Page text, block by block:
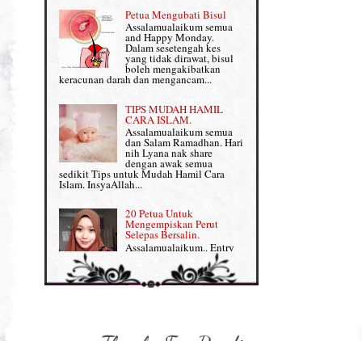
Penjagaan Rambut: Prosante Hair Care
Persediaan Haji & Umrah
Review Part 1: Shaklee bagus ke?
Review Part 2: Shaklee's Slimming Set
Review Part 3: Shaklee's Beauty Set
Senggugut dan Sindrom PMS
Set Berpantang Shaklee
Set Mighty Gems
Set Shaklee yang HOT SELLING
Shaklee Collagen Powder
Penyusuan Bayi
Perkembangan Minda Bayi
Supplement untuk Kehamilan
Petua Mengubati Bisul
Assalamualaikum semua
and Happy Monday.
Dalam sesetengah kes
yang tidak dirawat, bisul
boleh mengakibatkan
keracunan darah dan mengancam...
TIPS MUDAH HAMIL
CARA ISLAM.
Assalamualaikum semua
dan Salam Ramadhan. Hari
nih Lyana nak share
dengan awak semua
sedikit Tips untuk Mudah Hamil Cara
Islam. InsyaAllah...
20 Petua Untuk
Mengempiskan Perut
Selepas Bersalin.
Assalamualaikum.. Entry
ini khusus Lyana share
dengan Mama-mama yang
baru lepas bersalin tengah berpantang tuu,
nak kembali kurus, flat da...